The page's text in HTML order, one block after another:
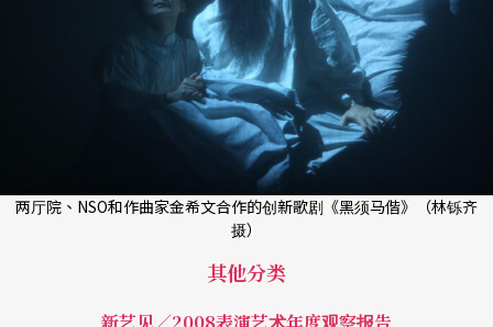
两厅院、NSO和作曲家金希文合作的创新歌剧《黑须马偕》（林铄齐
摄）
其他分类
新艺见／2008表演艺术年度观察报告